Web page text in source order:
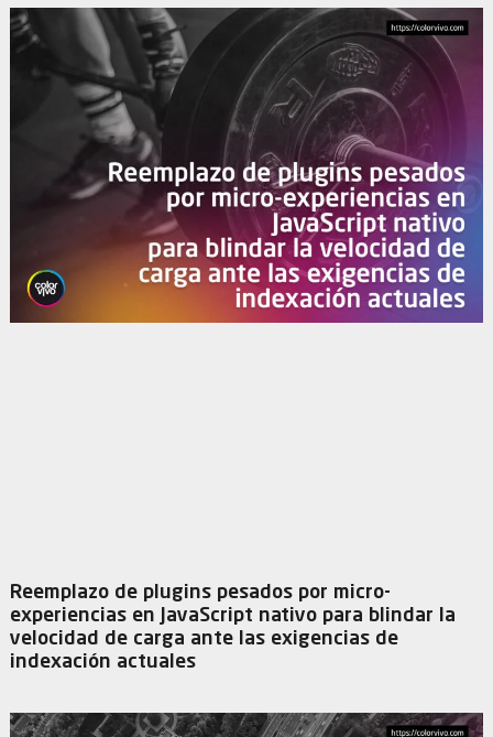
Reemplazo de plugins pesados por micro-
experiencias en JavaScript nativo para blindar la
velocidad de carga ante las exigencias de
indexación actuales